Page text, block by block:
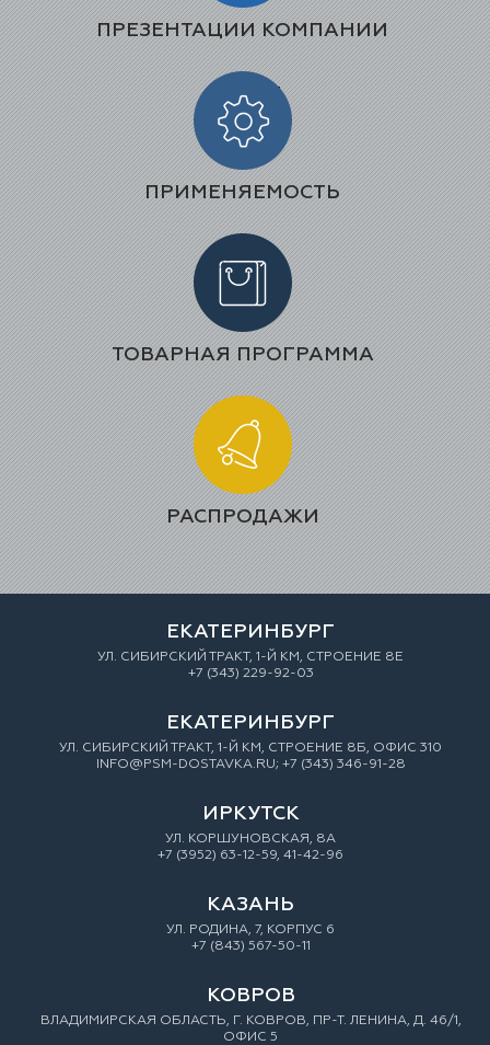
ПРЕЗЕНТАЦИИ КОМПАНИИ
ПРИМЕНЯЕМОСТЬ
ТОВАРНАЯ ПРОГРАММА
РАСПРОДАЖИ
ЕКАТЕРИНБУРГ
УЛ. СИБИРСКИЙ ТРАКТ, 1-Й КМ, СТРОЕНИЕ 8Е
+7 (343) 229-92-03
ЕКАТЕРИНБУРГ
УЛ. СИБИРСКИЙ ТРАКТ, 1-Й КМ, СТРОЕНИЕ 8Б, ОФИС 310
INFO@PSM-DOSTAVKA.RU; +7 (343) 346-91-28
ИРКУТСК
УЛ. КОРШУНОВСКАЯ, 8А
+7 (3952) 63-12-59, 41-42-96
КАЗАНЬ
УЛ. РОДИНА, 7, КОРПУС 6
+7 (843) 567-50-11
КОВРОВ
ВЛАДИМИРСКАЯ ОБЛАСТЬ, Г. КОВРОВ, ПР-Т. ЛЕНИНА, Д. 46/1,
ОФИС 5